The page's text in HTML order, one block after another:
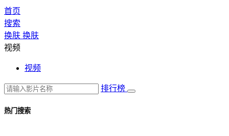
首页
搜索
换肤 换肤
视频
视频
排行榜
热门搜索